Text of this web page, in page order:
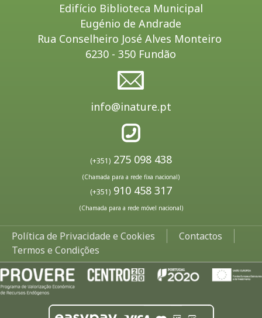
Edifício Biblioteca Municipal
Eugénio de Andrade
Rua Conselheiro José Alves Monteiro
6230 - 350 Fundão
info@inature.pt
(+351) 275 098 438
(Chamada para a rede fixa nacional)
(+351) 910 458 317
(Chamada para a rede móvel nacional)
Política de Privacidade e Cookies
Contactos
Termos e Condições